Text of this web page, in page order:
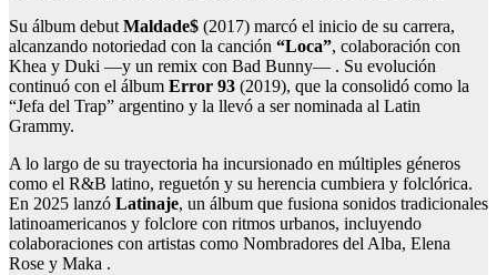
Su álbum debut Maldade$ (2017) marcó el inicio de su carrera,
alcanzando notoriedad con la canción “Loca”, colaboración con
Khea y Duki —y un remix con Bad Bunny— . Su evolución
continuó con el álbum Error 93 (2019), que la consolidó como la
“Jefa del Trap” argentino y la llevó a ser nominada al Latin
Grammy.
A lo largo de su trayectoria ha incursionado en múltiples géneros
como el R&B latino, reguetón y su herencia cumbiera y folclórica.
En 2025 lanzó Latinaje, un álbum que fusiona sonidos tradicionales
latinoamericanos y folclore con ritmos urbanos, incluyendo
colaboraciones con artistas como Nombradores del Alba, Elena
Rose y Maka .